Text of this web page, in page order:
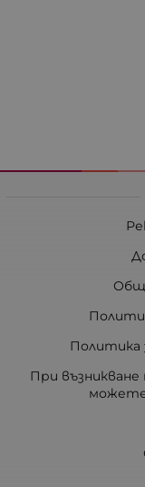
Политика
При възникване